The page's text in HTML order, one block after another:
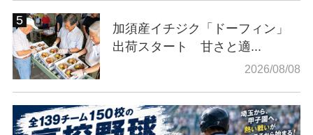
加須産イチジク「ドーフィン」
出荷スタート 甘さと適...
2026/08/08